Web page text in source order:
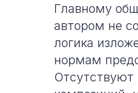
Главному
автором не
логика
нормам
Отсутствуют